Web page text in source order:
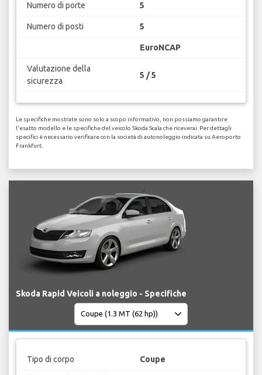
Numero di porte 5
Numero di posti 5
EuroNCAP
Valutazione della
sicurezza
5 / 5
Le specifiche mostrate sono solo a scopo informativo, non possiamo garantire
l'esatto modello e le specifiche del veicolo Skoda Scala che riceverai. Per dettagli
specifici è necessario verificare con la società di autonoleggio indicata su Aeroporto
Frankfurt.
Skoda Rapid Veicoli a noleggio - Specifiche
Tipo di corpo Coupe